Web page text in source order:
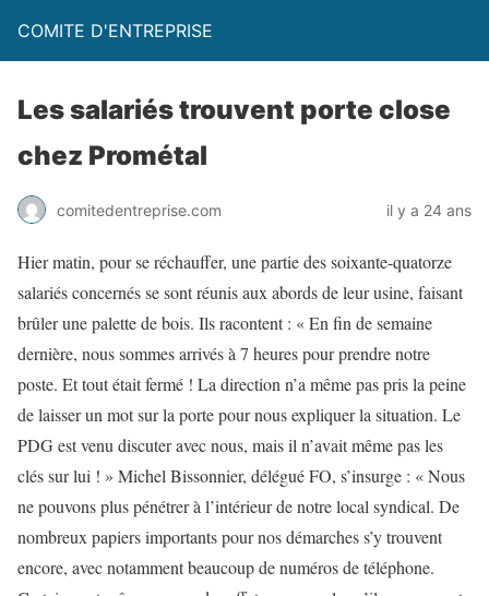
COMITE D'ENTREPRISE
Les salariés trouvent porte close
chez Prométal
comitedentreprise.com il y a 24 ans
Hier matin, pour se réchauffer, une partie des soixante-quatorze
salariés concernés se sont réunis aux abords de leur usine, faisant
brûler une palette de bois. Ils racontent : « En fin de semaine
dernière, nous sommes arrivés à 7 heures pour prendre notre
poste. Et tout était fermé ! La direction n’a même pas pris la peine
de laisser un mot sur la porte pour nous expliquer la situation. Le
PDG est venu discuter avec nous, mais il n’avait même pas les
clés sur lui ! » Michel Bissonnier, délégué FO, s’insurge : « Nous
ne pouvons plus pénétrer à l’intérieur de notre local syndical. De
nombreux papiers importants pour nos démarches s’y trouvent
encore, avec notamment beaucoup de numéros de téléphone.